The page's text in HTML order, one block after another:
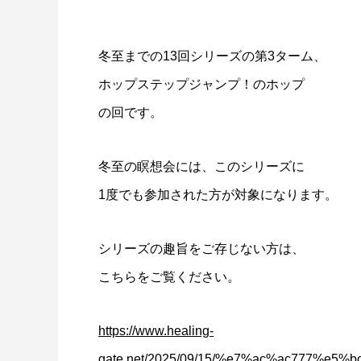
冬至までの13回シリーズの第3ターム、
ホップステップジャンプ！のホップ
の回です。
冬至の瞑想会には、このシリーズに
1度でも参加された方が対象になります。
シリーズの趣旨をご存じない方は、
こちらをご覧ください。
https://www.healing-